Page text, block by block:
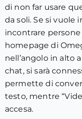
di non far usare
da soli. Se si vuole
incontrare
homepage di
nell’angolo in alto
chat, si sarà
permette di
testo, mentre
accesa.